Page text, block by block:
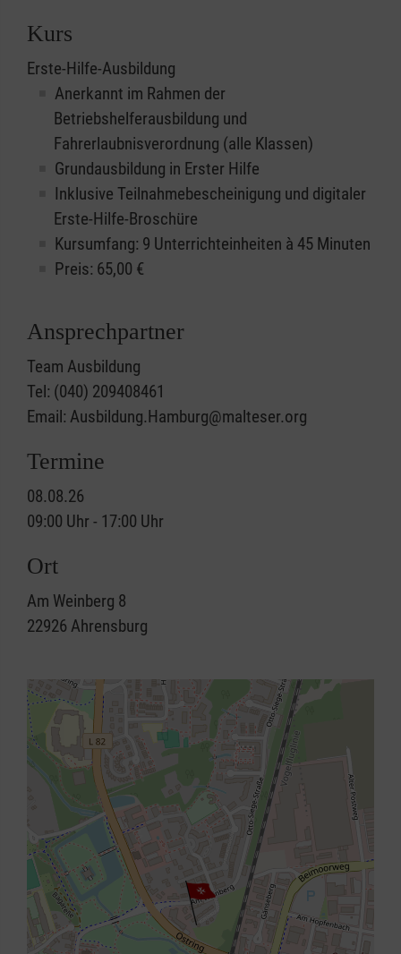
Kurs
Erste-Hilfe-Ausbildung
Anerkannt im Rahmen der
Betriebshelferausbildung und
Fahrerlaubnisverordnung (alle Klassen)
Grundausbildung in Erster Hilfe
Inklusive Teilnahmebescheinigung und digitaler
Erste-Hilfe-Broschüre
Kursumfang: 9 Unterrichteinheiten à 45 Minuten
Preis: 65,00 €
Ansprechpartner
Team Ausbildung
Tel: (040) 209408461
Email: Ausbildung.Hamburg@malteser.org
Termine
08.08.26
09:00 Uhr - 17:00 Uhr
Ort
Am Weinberg 8
22926Ahrensburg